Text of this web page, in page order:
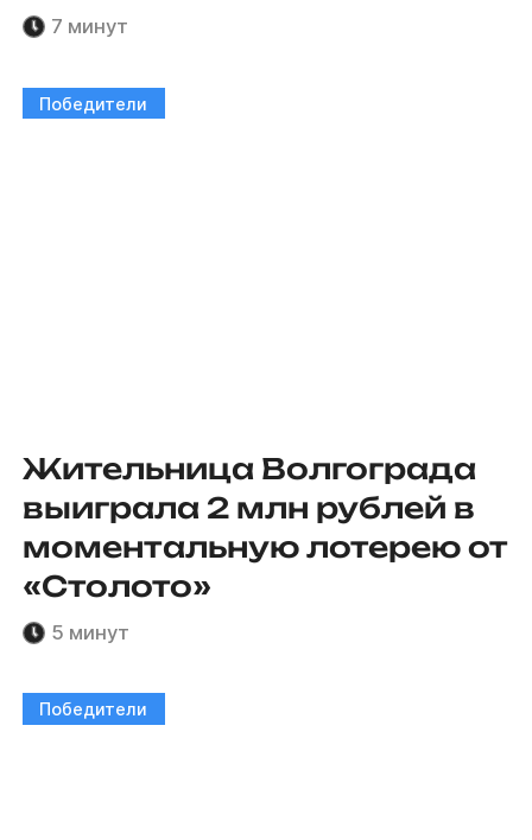
7 минут
Победители
Жительница Волгограда
выиграла 2 млн рублей в
моментальную лотерею от
«Столото»
5 минут
Победители